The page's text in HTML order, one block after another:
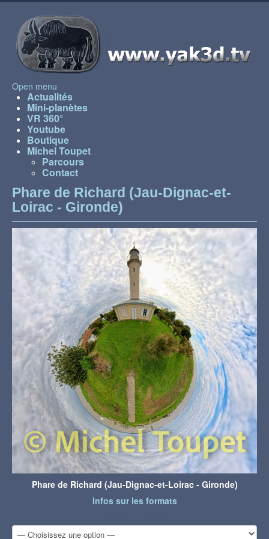
Open menu
Actualités
Mini-planètes
VR 360°
Youtube
Boutique
Michel Toupet
Parcours
Contact
Phare de Richard (Jau-Dignac-et-
Loirac - Gironde)
Phare de Richard (Jau-Dignac-et-Loirac - Gironde)
Infos sur les formats